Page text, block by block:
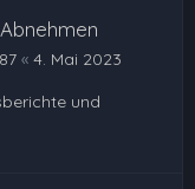
« 4. Mai 2023
und